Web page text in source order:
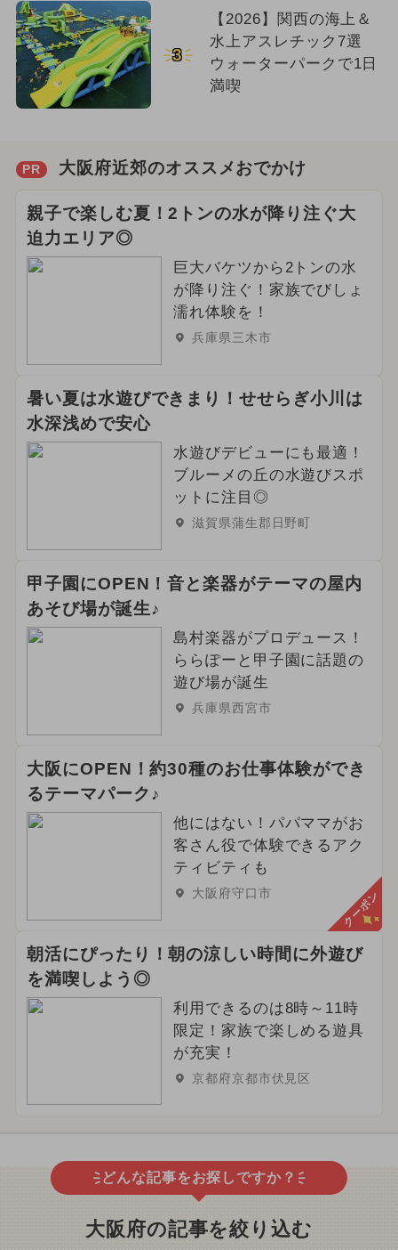
3
【2026】関西の海上＆
水上アスレチック7選
ウォーターパークで1日
満喫
PR 大阪府近郊のオススメおでかけ
親子で楽しむ夏！2トンの水が降り注ぐ大
迫力エリア◎
巨大バケツから2トンの水
が降り注ぐ！家族でびしょ
濡れ体験を！
兵庫県三木市
暑い夏は水遊びできまり！せせらぎ小川は
水深浅めで安心
水遊びデビューにも最適！
ブルーメの丘の水遊びスポ
ットに注目◎
滋賀県蒲生郡日野町
甲子園にOPEN！音と楽器がテーマの屋内
あそび場が誕生♪
島村楽器がプロデュース！
ららぽーと甲子園に話題の
遊び場が誕生
兵庫県西宮市
大阪にOPEN！約30種のお仕事体験ができ
るテーマパーク♪
他にはない！パパママがお
客さん役で体験できるアク
ティビティも
大阪府守口市 クーポン
朝活にぴったり！朝の涼しい時間に外遊び
を満喫しよう◎
利用できるのは8時～11時
限定！家族で楽しめる遊具
が充実！
京都府京都市伏見区
どんな記事をお探しですか？
大阪府の記事を絞り込む